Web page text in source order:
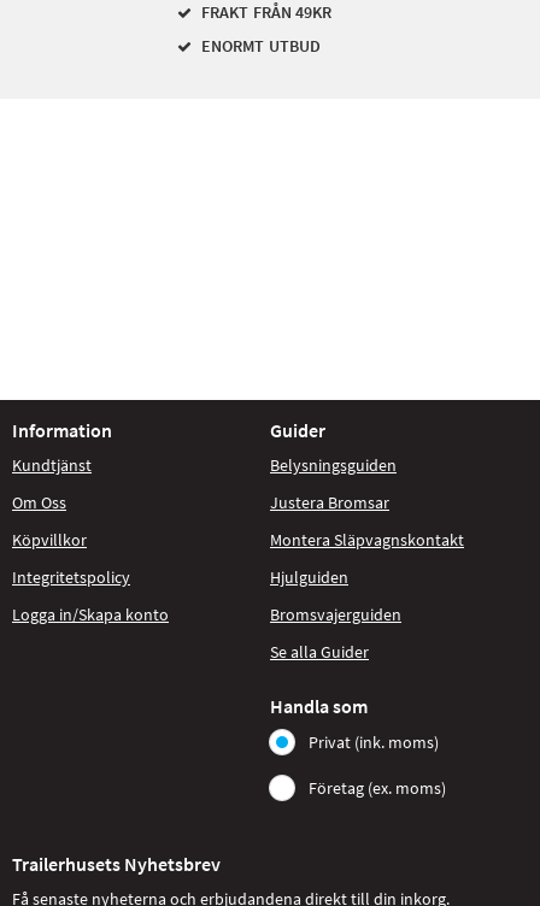
FRAKT FRÅN 49KR
ENORMT UTBUD
Information
Kundtjänst
Om Oss
Köpvillkor
Integritetspolicy
Logga in/Skapa konto
Guider
Belysningsguiden
Justera Bromsar
Montera Släpvagnskontakt
Hjulguiden
Bromsvajerguiden
Se alla Guider
Handla som
Privat (ink. moms)
Företag (ex. moms)
Trailerhusets Nyhetsbrev
Få senaste nyheterna och erbjudandena direkt till din inkorg.